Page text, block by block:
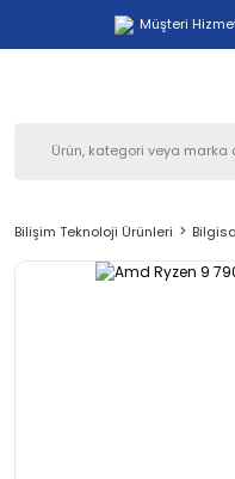
Müşteri
Bilişim Teknoloji Ürünleri